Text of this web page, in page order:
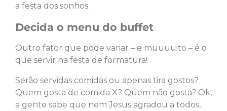
a festa dos sonhos.
Decida o menu do buffet
Outro fator que pode variar – e muuuuito – é o
que servir na festa de formatura!
Serão servidas comidas ou apenas tira gostos?
Quem gosta de comida X? Quem não gosta? Ok,
a gente sabe que nem Jesus agradou a todos,